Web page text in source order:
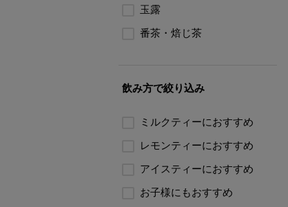
玉露
番茶・焙じ茶
飲み方で絞り込み
ミルクティーにおすすめ
レモンティーにおすすめ
アイスティーにおすすめ
お子様にもおすすめ